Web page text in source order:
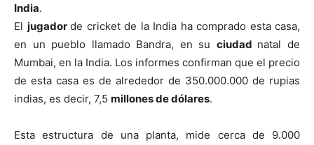
Mundo
India.
El jugador de cricket de la India ha comprado esta casa,
en un pueblo llamado Bandra, en su ciudad natal de
Mumbai, en la India. Los informes confirman que el precio
de esta casa es de alrededor de 350.000.000 de rupias
indias, es decir, 7,5 millones de dólares.
Esta estructura de una planta, mide cerca de 9.000